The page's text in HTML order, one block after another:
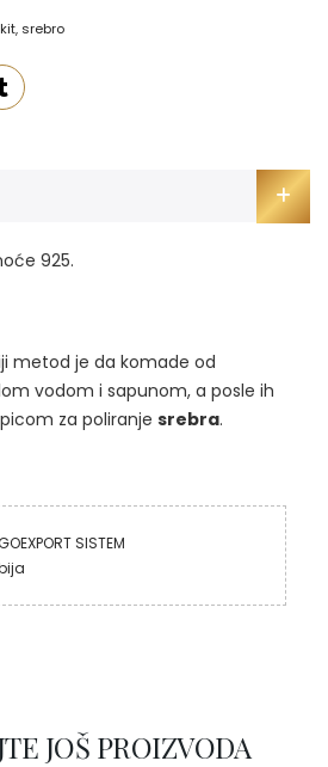
, srebro
925.
metod je da komade od
vodom i sapunom, a posle ih
za poliranje srebra.
SISTEM
JOŠ PROIZVODA